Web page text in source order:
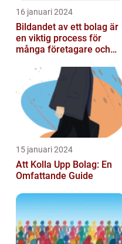
16 januari 2024
Bildandet av ett bolag är
en viktig process för
många företagare och
starta ...
15 januari 2024
Att Kolla Upp Bolag: En
Omfattande Guide